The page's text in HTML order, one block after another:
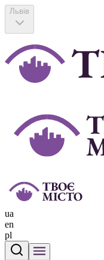
Львів
ua
en
pl